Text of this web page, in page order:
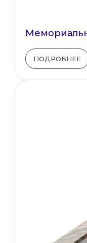
ПОДРОБНЕЕ